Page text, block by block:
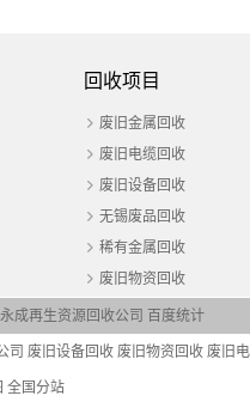
回收项目
废旧金属回收
废旧电缆回收
废旧设备回收
无锡废品回收
稀有金属回收
废旧物资回收
成再生资源回收公司 百度统计
司 废旧设备回收 废旧物资回收 废旧电
全国分站